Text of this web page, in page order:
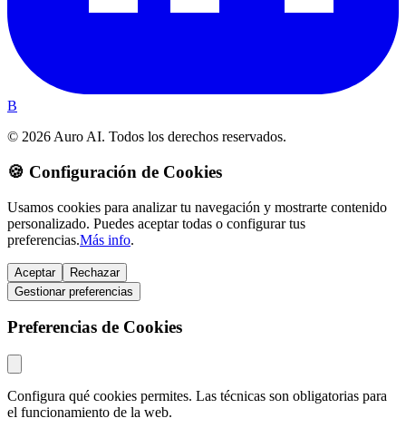
B
© 2026 Auro AI. Todos los derechos reservados.
🍪 Configuración de Cookies
Usamos cookies para analizar tu navegación y mostrarte contenido
personalizado. Puedes aceptar todas o configurar tus
preferencias.Más info.
Aceptar
Rechazar
Gestionar preferencias
Preferencias de Cookies
Configura qué cookies permites. Las técnicas son obligatorias para
el funcionamiento de la web.